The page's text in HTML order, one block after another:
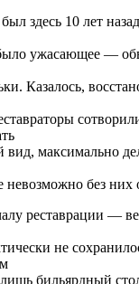
здесь 10 лет
ужасающее —
Казалось,
максимально
невозможно без них
реставрации —
не
лишь бильярдный